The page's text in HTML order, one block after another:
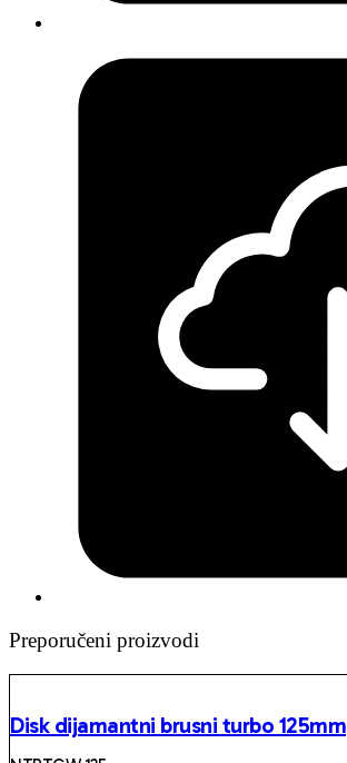
Preporučeni proizvodi
Disk dijamantni brusni turbo 125mm